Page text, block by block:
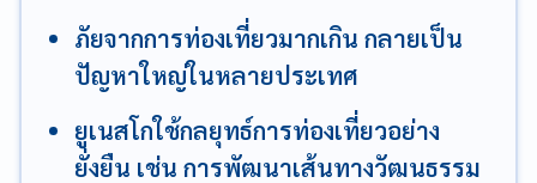
ภัยจากการท่องเที่ยวมากเกิน กลายเป็น
ปัญหาใหญ่ในหลายประเทศ
ยูเนสโกใช้กลยุทธ์การท่องเที่ยวอย่าง
ยั่งยืน เช่น การพัฒนาเส้นทางวัฒนธรรม